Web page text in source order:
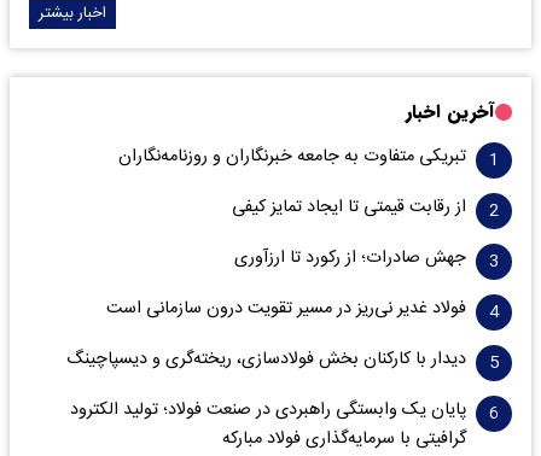
اخبار بیشتر
آخرین اخبار
تبریکی متفاوت به جامعه خبرنگاران و روزنامه‌نگاران
از رقابت قیمتی تا ایجاد تمایز کیفی
جهش صادرات؛ از رکورد تا ارزآوری
فولاد غدیر نی‌ریز در مسیر تقویت درون سازمانی است
دیدار با کارکنان بخش فولادسازی، ریخته‌گری و دیسپاچینگ
پایان یک وابستگی راهبردی در صنعت فولاد؛ تولید الکترود
گرافیتی با سرمایه‌گذاری فولاد مبارکه